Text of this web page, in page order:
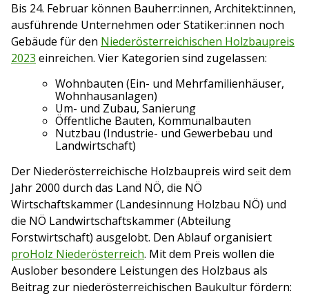
Bis 24. Februar können Bauherr:innen, Architekt:innen,
ausführende Unternehmen oder Statiker:innen noch
Gebäude für den Niederösterreichischen Holzbaupreis
2023 einreichen. Vier Kategorien sind zugelassen:
Wohnbauten (Ein- und Mehrfamilienhäuser,
Wohnhausanlagen)
Um- und Zubau, Sanierung
Öffentliche Bauten, Kommunalbauten
Nutzbau (Industrie- und Gewerbebau und
Landwirtschaft)
Der Niederösterreichische Holzbaupreis wird seit dem
Jahr 2000 durch das Land NÖ, die NÖ
Wirtschaftskammer (Landesinnung Holzbau NÖ) und
die NÖ Landwirtschaftskammer (Abteilung
Forstwirtschaft) ausgelobt. Den Ablauf organisiert
proHolz Niederösterreich. Mit dem Preis wollen die
Auslober besondere Leistungen des Holzbaus als
Beitrag zur niederösterreichischen Baukultur fördern: